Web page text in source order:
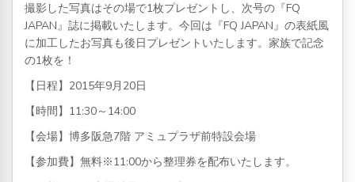
撮影した写真はその場で1枚プレゼントし、次号の『FQ
JAPAN』誌に掲載いたします。今回は『FQ JAPAN』の表紙風
に加工したお写真も後日プレゼントいたします。家族で記念
の1枚を！
【日程】2015年9月20日
【時間】11:30～14:00
【会場】博多阪急7階 アミュプラザ前特設会場
【参加費】無料※11:00から整理券を配布いたします。